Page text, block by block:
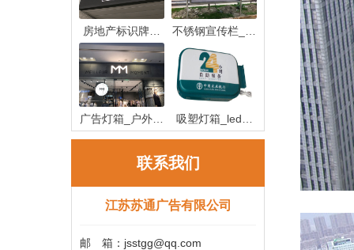
房地产标识牌制
作_房地产
不锈钢宣传栏_不
锈钢宣传
广告灯箱_户外广
告灯箱
吸塑灯箱_led吸
塑灯箱制作
联系我们
江苏苏通广告有限公司
邮 箱：jsstgg@qq.com